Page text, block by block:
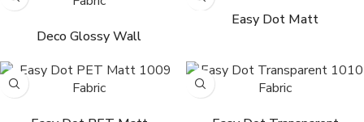
Deco Glossy Wall
Easy Dot Matt